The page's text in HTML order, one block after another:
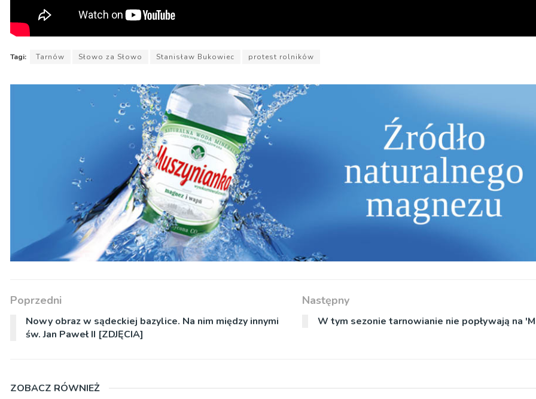
Tagi: Tarnów Słowo za Słowo Stanisław Bukowiec protest rolników
Poprzedni
Nowy obraz w sądeckiej bazylice. Na nim między innymi
św. Jan Paweł II [ZDJĘCIA]
Następny
W tym sezonie tarnowianie nie popływają na
ZOBACZ RÓWNIEŻ